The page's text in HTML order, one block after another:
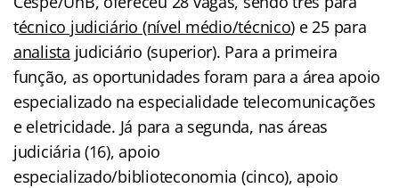
técnico judiciário (nível médio/técnico) e 25 para
analista judiciário (superior). Para a primeira
função, as oportunidades foram para a área apoio
especializado na especialidade telecomunicações
e eletricidade. Já para a segunda, nas áreas
judiciária (16), apoio
especializado/biblioteconomia (cinco), apoio